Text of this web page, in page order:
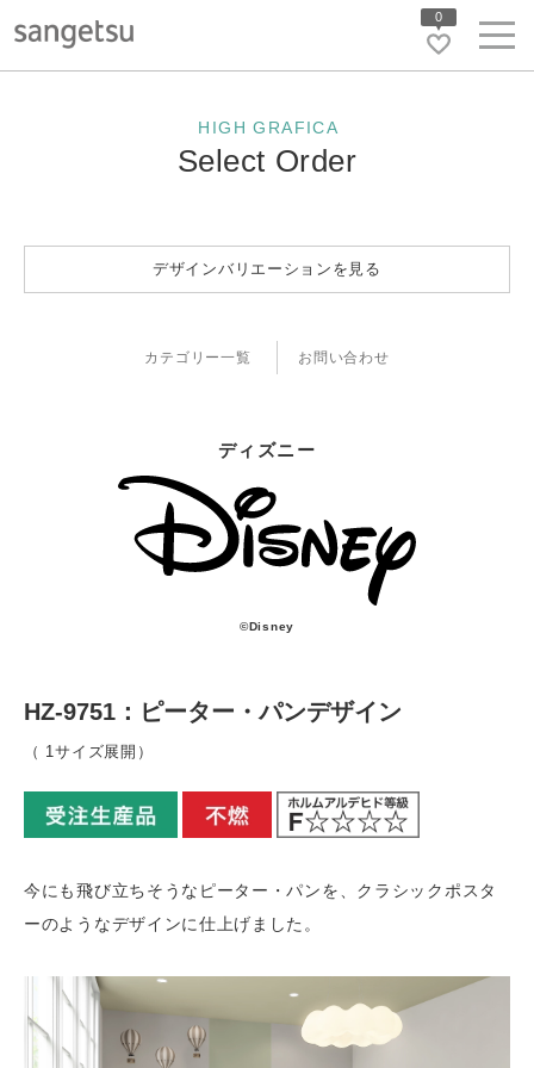
0
HIGH GRAFICA
Select Order
デザインバリエーションを見る
ディズニー
©Disney
カテゴリー一覧 お問い合わせ
HZ-9751：ピーター・パンデザイン
（ 1サイズ展開）
今にも飛び立ちそうなピーター・パンを、クラシックポスタ
ーのようなデザインに仕上げました。